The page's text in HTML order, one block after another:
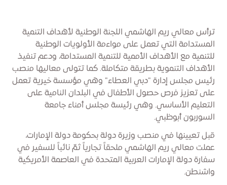
ترأس معالي ريم الهاشمي اللجنة الوطنية لأهداف التنمية
المستدامة التي تعمل على مواءمة الأولويات الوطنية
للتنمية مع الأهداف الأممية للتنمية المستدامة، ودعم تنفيذ
الأهداف التنموية بطريقة متكاملة. كما تتولى معاليها منصب
رئيس مجلس إدارة "دبي العطاء" وهي مؤسسة خيرية تعمل
على تعزيز فرص حصول الأطفال في البلدان النامية على
التعليم الأساسي. وهي رئيسة مجلس أمناء جامعة
السوربون أبوظبي.
قبل تعيينها في منصب وزيرة دولة بحكومة دولة الإمارات،
عملت معالي ريم الهاشمي ملحقاً تجارياً ثمّ نائباً للسفير في
سفارة دولة الإمارات العربية المتحدة في العاصمة الأمريكية
واشنطن.